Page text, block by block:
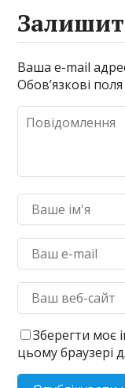
Ваша e-mail
Обов’язкові
Зберегти моє
цьому браузері